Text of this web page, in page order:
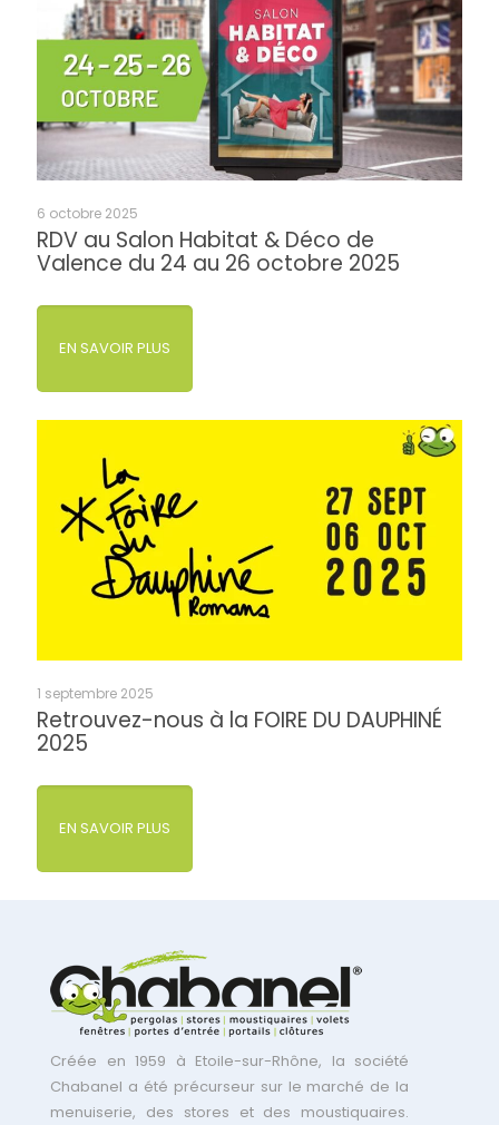
6 octobre 2025
RDV au Salon Habitat & Déco de
Valence du 24 au 26 octobre 2025
EN SAVOIR PLUS
1 septembre 2025
Retrouvez-nous à la FOIRE DU DAUPHINÉ
2025
EN SAVOIR PLUS
Créée en 1959 à Etoile-sur-Rhône, la société
Chabanel a été précurseur sur le marché de la
menuiserie, des stores et des moustiquaires.